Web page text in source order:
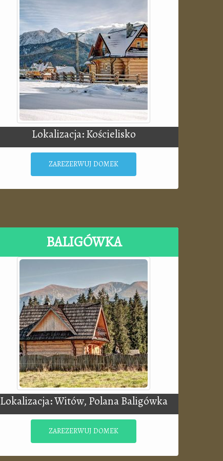
Lokalizacja: Kościelisko
ZAREZERWUJ DOMEK
BALIGÓWKA
Lokalizacja: Witów, Polana Baligówka
ZAREZERWUJ DOMEK